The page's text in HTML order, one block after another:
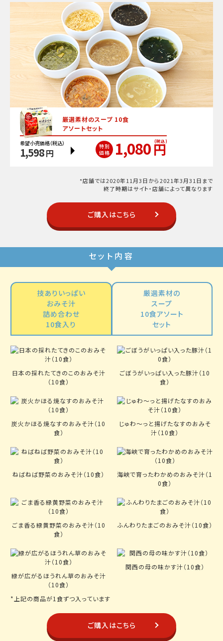
厳選素材のスープ 10食
アソートセット
希望小売価格（税込）
1,598円
特別
価格
1,080円
(税込)
*店舗では2020年11月3日から2021年3月31日まで
終了時期はサイト・店舗によって異なります
ご購入はこちら
セット内容
技ありいっぱい
おみそ汁
詰め合わせ
10食入り
厳選素材の
スープ
10食アソート
セット
日本の採れたてきのこのおみそ汁
（10食）
ごぼうがいっぱい入った豚汁（10
食）
炭火かほる焼なすのおみそ汁（10
食）
じゅわ～っと揚げたなすのおみそ
汁（10食）
ねばねば野菜のおみそ汁（10食）
海峡で育ったわかめのおみそ汁（1
0食）
ごま香る緑黄野菜のおみそ汁（10
食）
ふんわりたまごのおみそ汁（10食）
緑が広がるほうれん草のおみそ汁
（10食）
関西の母の味かす汁（10食）
*上記の商品が1食ずつ入っています
ご購入はこちら